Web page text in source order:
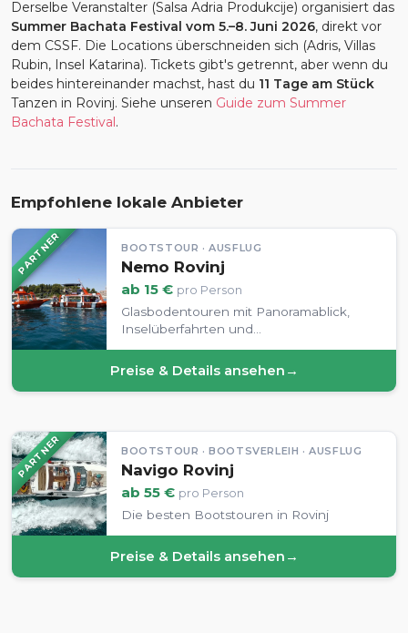
Derselbe Veranstalter (Salsa Adria Produkcije) organisiert das
Summer Bachata Festival vom 5.–8. Juni 2026, direkt vor
dem CSSF. Die Locations überschneiden sich (Adris, Villas
Rubin, Insel Katarina). Tickets gibt's getrennt, aber wenn du
beides hintereinander machst, hast du 11 Tage am Stück
Tanzen in Rovinj. Siehe unseren Guide zum Summer
Bachata Festival.
Empfohlene lokale Anbieter
PARTNER BOOTSTOUR · AUSFLUG
Nemo Rovinj
ab 15 € pro Person
Glasbodentouren mit Panoramablick,
Inselüberfahrten und
ab Rovinj.
Preise & Details ansehen →
PARTNER BOOTSTOUR · BOOTSVERLEIH · AUSFLUG
Navigo Rovinj
ab 55 € pro Person
Die besten Bootstouren in Rovinj
Preise & Details ansehen →